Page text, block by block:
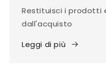
Restituisci i prodotti
dall'acquisto
Leggi di più